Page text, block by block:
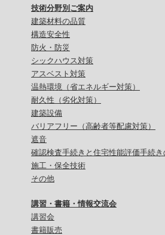
技術分野別ご案内
建築材料の品質
構造安全性
防火・防災
シックハウス対策
アスベスト対策
温熱環境（省エネルギー対策）
耐久性（劣化対策）
建築設備
バリアフリー（高齢者等配慮対策）
遮音
確認検査手続きと住宅性能評価手続
施工・保全技術
その他
講習・書籍・情報交流会
講習会
書籍販売